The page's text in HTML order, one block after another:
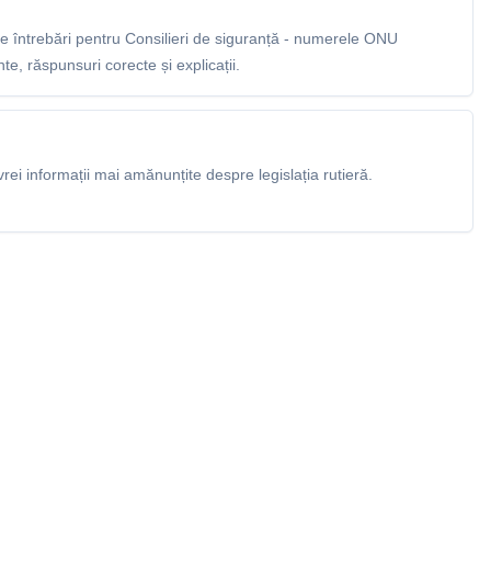
întrebări pentru Consilieri de siguranță - numerele ONU
răspunsuri corecte și explicații.
informații mai amănunțite despre legislația rutieră.